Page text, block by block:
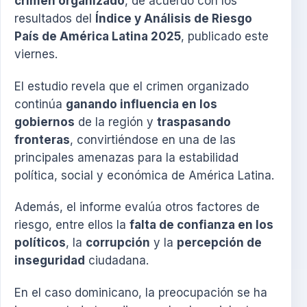
resultados del
Índice y Análisis de Riesgo
País de América Latina 2025, publicado este
viernes.
El estudio revela que el crimen organizado
continúa ganando influencia en los
gobiernos de la región y traspasando
fronteras, convirtiéndose en una de las
principales amenazas para la estabilidad
política, social y económica de América Latina.
Además, el informe evalúa otros factores de
riesgo, entre ellos la falta de confianza en los
políticos, la corrupción y la percepción de
inseguridad ciudadana.
En el caso dominicano, la preocupación se ha